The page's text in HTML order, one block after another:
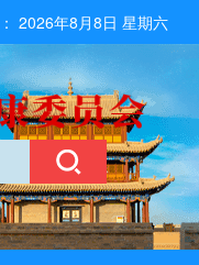
2026年8月8日 星期六